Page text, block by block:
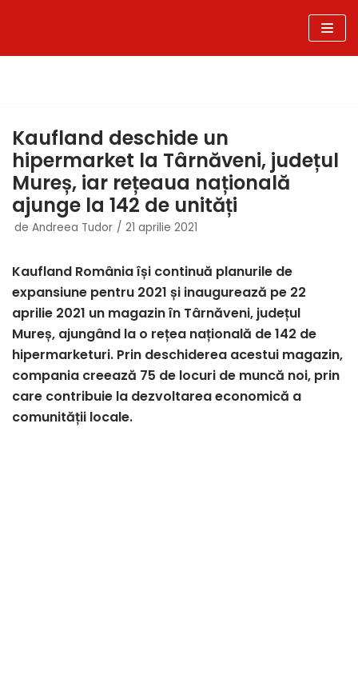
Kaufland deschide un
hipermarket la Târnăveni, județul
Mureș, iar rețeaua națională
ajunge la 142 de unități
de Andreea Tudor 21 aprilie 2021
Kaufland România își continuă planurile de
expansiune pentru 2021 și inaugurează pe 22
aprilie 2021 un magazin în Târnăveni, județul
Mureș, ajungând la o rețea națională de 142 de
hipermarketuri. Prin deschiderea acestui magazin,
compania creează 75 de locuri de muncă noi, prin
care contribuie la dezvoltarea economică a
comunității locale.